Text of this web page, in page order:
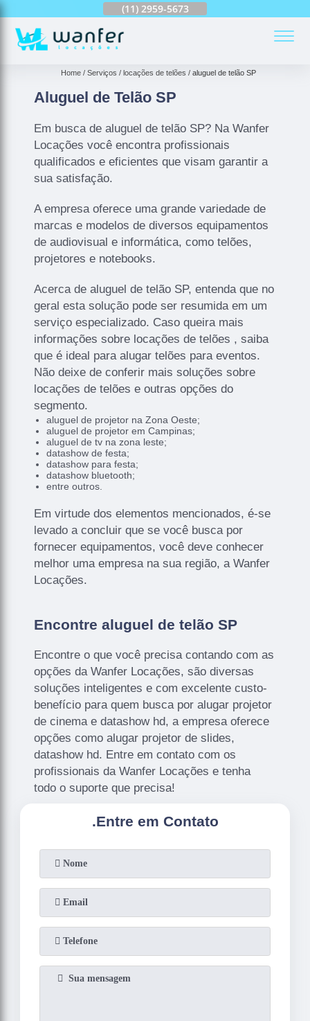
(11) 2959-5673
Home Serviços locações de telões aluguel de telão SP
Aluguel de Telão SP
Em busca de aluguel de telão SP? Na Wanfer
Locações você encontra profissionais
qualificados e eficientes que visam garantir a
sua satisfação.
A empresa oferece uma grande variedade de
marcas e modelos de diversos equipamentos
de audiovisual e informática, como telões,
projetores e notebooks.
Acerca de aluguel de telão SP, entenda que no
geral esta solução pode ser resumida em um
serviço especializado. Caso queira mais
informações sobre locações de telões , saiba
que é ideal para alugar telões para eventos.
Não deixe de conferir mais soluções sobre
locações de telões e outras opções do
segmento.
aluguel de projetor na Zona Oeste;
aluguel de projetor em Campinas;
aluguel de tv na zona leste;
datashow de festa;
datashow para festa;
datashow bluetooth;
entre outros.
Em virtude dos elementos mencionados, é-se
levado a concluir que se você busca por
fornecer equipamentos, você deve conhecer
melhor uma empresa na sua região, a Wanfer
Locações.
Encontre aluguel de telão SP
Encontre o que você precisa contando com as
opções da Wanfer Locações, são diversas
soluções inteligentes e com excelente custo-
benefício para quem busca por alugar projetor
de cinema e datashow hd, a empresa oferece
opções como alugar projetor de slides,
datashow hd. Entre em contato com os
profissionais da Wanfer Locações e tenha
todo o suporte que precisa!
.Entre em Contato